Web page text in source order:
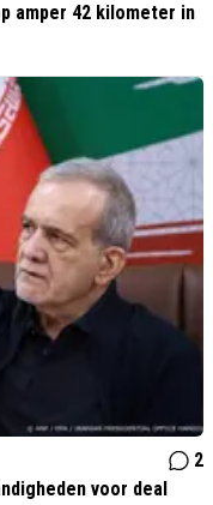
amper 42 kilometer in
2
voor deal